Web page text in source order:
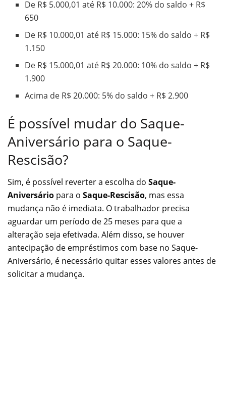
De R$ 5.000,01 até R$ 10.000: 20% do saldo + R$
650
De R$ 10.000,01 até R$ 15.000: 15% do saldo + R$
1.150
De R$ 15.000,01 até R$ 20.000: 10% do saldo + R$
1.900
Acima de R$ 20.000: 5% do saldo + R$ 2.900
É possível mudar do Saque-
Aniversário para o Saque-
Rescisão?
Sim, é possível reverter a escolha do Saque-
Aniversário para o Saque-Rescisão, mas essa
mudança não é imediata. O trabalhador precisa
aguardar um período de 25 meses para que a
alteração seja efetivada. Além disso, se houver
antecipação de empréstimos com base no Saque-
Aniversário, é necessário quitar esses valores antes de
solicitar a mudança.